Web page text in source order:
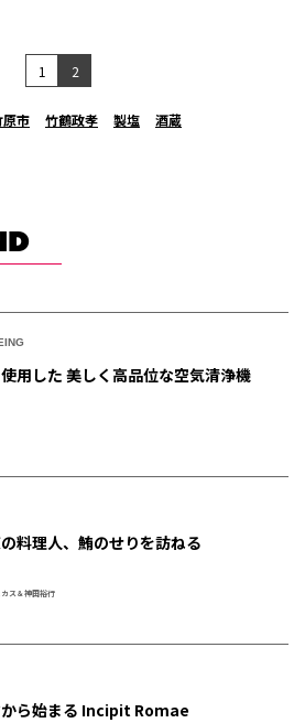
1 2
原市 竹鶴政孝 製塩 酒蔵
用した 美しく高品位な空気清浄機
料理人、鮪のせりを訪ねる
ス＆神田裕行
から始まる Incipit Romae